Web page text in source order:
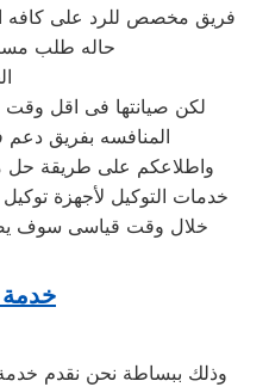
حاله طلب
لكن صيانتها فى اقل وقت
المنافسه بفريق دعم
واطلاعكم على طريقة حل
خدمات التوكيل لأجهزة
خلال وقت قياسى سوف
خدمة
وذلك ببساطة نحن نقدم